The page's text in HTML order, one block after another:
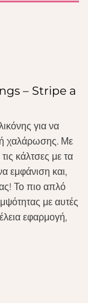
– Stripe a
για να
χαλάρωσης. Με
κάλτσες με τα
εμφάνιση και,
Το πιο απλό
με αυτές
εφαρμογή,